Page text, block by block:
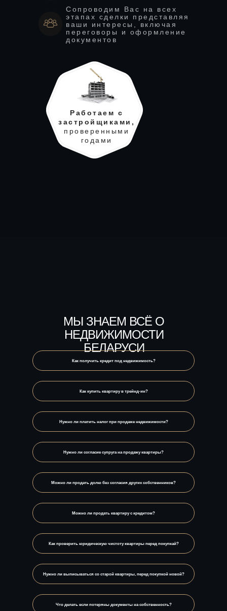
Сопроводим Вас на всех
этапах сделки представляя
ваши интересы, включая
переговоры и оформление
документов
Работаем с
застройщиками,
проверенными
годами
МЫ ЗНАЕМ ВСЁ О
НЕДВИЖИМОСТИ
БЕЛАРУСИ
Как получить кредит под недвижимость?
Как купить квартиру в трейнд-ин?
Нужно ли платить налог при продаже недвижимости?
Нужно ли согласие супруга на продажу квартиры?
Можно ли продать долю без согласия других собственников?
Можно ли продать квартиру с кредитом?
Как проверить юридическую чистоту квартиры перед покупкай?
Что делать если потеряны документы на собственность?
Нужно ли выписываться со старой квартиры, перед покупкой новой?